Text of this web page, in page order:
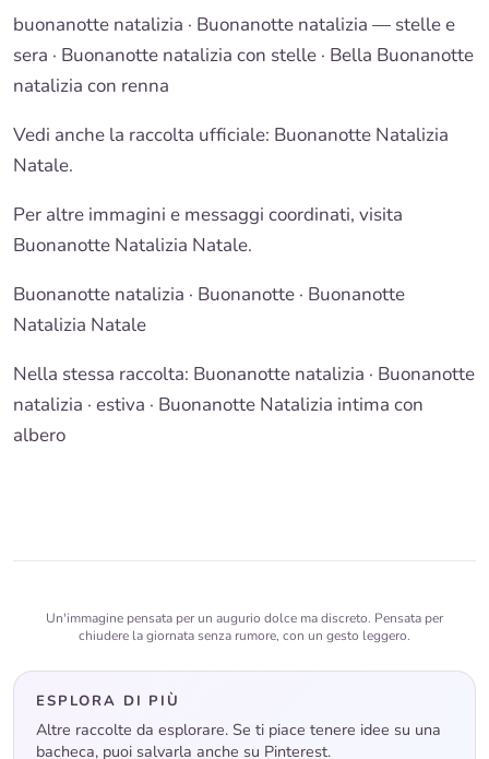
buonanotte natalizia · Buonanotte natalizia — stelle e
sera · Buonanotte natalizia con stelle · Bella Buonanotte
natalizia con renna
Vedi anche la raccolta ufficiale: Buonanotte Natalizia
Natale.
Per altre immagini e messaggi coordinati, visita
Buonanotte Natalizia Natale.
Buonanotte natalizia · Buonanotte · Buonanotte
Natalizia Natale
Nella stessa raccolta: Buonanotte natalizia · Buonanotte
natalizia · estiva · Buonanotte Natalizia intima con
albero
Un'immagine pensata per un augurio dolce ma discreto. Pensata per
chiudere la giornata senza rumore, con un gesto leggero.
ESPLORA DI PIÙ
Altre raccolte da esplorare. Se ti piace tenere idee su una
bacheca, puoi salvarla anche su Pinterest.